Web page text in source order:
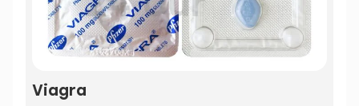
Viagra